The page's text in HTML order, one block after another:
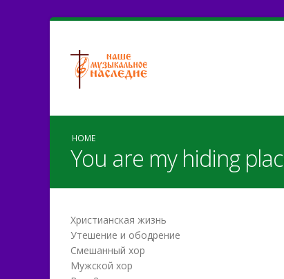
HOME
You are my hiding
Христианская жизнь
Утешение и ободрение
Смешанный хор
Мужской хор